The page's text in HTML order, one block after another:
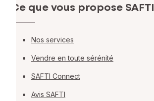
Ce que vous propose SAFTI
Nos services
Vendre en toute sérénité
SAFTI Connect
Avis SAFTI